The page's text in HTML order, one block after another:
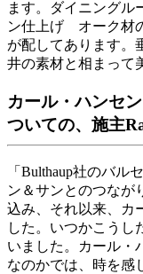
ます。ダイニングル
ン仕上げ オーク材
が配してあります。
井の素材と相まって
カール・ハンセ
ついての、施主
「Bulthaup社のバル
ン＆サンとのつなが
込み、それ以来、カ
した。いつかこうし
いました。カール・
なのかでは、時を感